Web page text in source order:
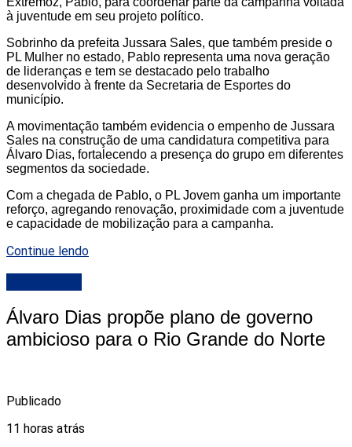
à juventude em seu projeto político.
Sobrinho da prefeita Jussara Sales, que também preside o
PL Mulher no estado, Pablo representa uma nova geração
de lideranças e tem se destacado pelo trabalho
desenvolvido à frente da Secretaria de Esportes do
município.
A movimentação também evidencia o empenho de Jussara
Sales na construção de uma candidatura competitiva para
Álvaro Dias, fortalecendo a presença do grupo em diferentes
segmentos da sociedade.
Com a chegada de Pablo, o PL Jovem ganha um importante
reforço, agregando renovação, proximidade com a juventude
e capacidade de mobilização para a campanha.
Continue lendo
Álvaro Dias propõe plano de governo
ambicioso para o Rio Grande do Norte
Publicado
11 horas atrás